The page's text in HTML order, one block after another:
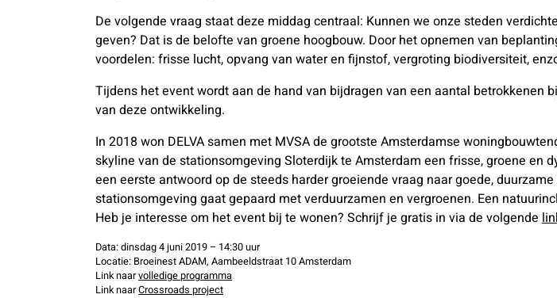
De volgende vraag staat deze middag centraal: Kunnen we onze steden
geven? Dat is de belofte van groene hoogbouw. Door het opnemen van
voordelen: frisse lucht, opvang van water en fijnstof, vergroting biodiversiteit,
Tijdens het event wordt aan de hand van bijdragen van een aantal
van deze ontwikkeling.
In 2018 won DELVA samen met MVSA de grootste Amsterdamse
skyline van de stationsomgeving Sloterdijk te Amsterdam een frisse, groene en
een eerste antwoord op de steeds harder groeiende vraag naar goede,
stationsomgeving gaat gepaard met verduurzamen en vergroenen. Een
Heb je interesse om het event bij te wonen? Schrijf je gratis in via de volgende
Data: dinsdag 4 juni 2019 – 14:30 uur
Locatie: Broeinest ADAM, Aambeeldstraat 10 Amsterdam
Link naarvolledige programma
Link naarCrossroads project